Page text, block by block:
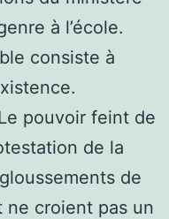
à l’école.
consiste à
pouvoir feint de
de la
de
ne croient pas un